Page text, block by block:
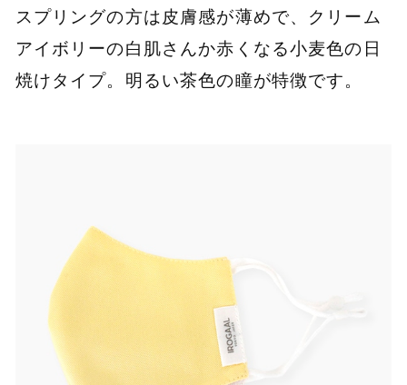
スプリングの方は皮膚感が薄めで、クリーム
アイボリーの白肌さんか赤くなる小麦色の日
焼けタイプ。明るい茶色の瞳が特徴です。